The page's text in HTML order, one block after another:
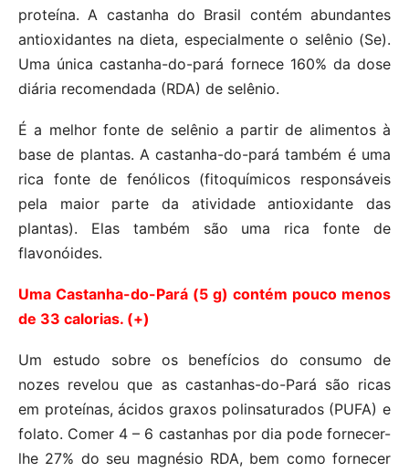
proteína. A castanha do Brasil contém abundantes
antioxidantes na dieta, especialmente o selênio (Se).
Uma única castanha-do-pará fornece 160% da dose
diária recomendada (RDA) de selênio.
É a melhor fonte de selênio a partir de alimentos à
base de plantas. A castanha-do-pará também é uma
rica fonte de fenólicos (fitoquímicos responsáveis
pela maior parte da atividade antioxidante das
plantas). Elas também são uma rica fonte de
flavonóides.
Uma Castanha-do-Pará (5 g) contém pouco menos
de 33 calorias. (+)
Um estudo sobre os benefícios do consumo de
nozes revelou que as castanhas-do-Pará são ricas
em proteínas, ácidos graxos polinsaturados (PUFA) e
folato. Comer 4 – 6 castanhas por dia pode fornecer-
lhe 27% do seu magnésio RDA, bem como fornecer